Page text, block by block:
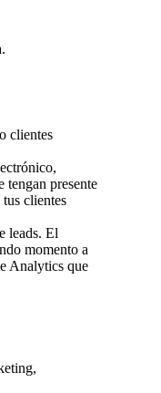
clientes
tengan presente
clientes
leads. El
momento a
Analytics que